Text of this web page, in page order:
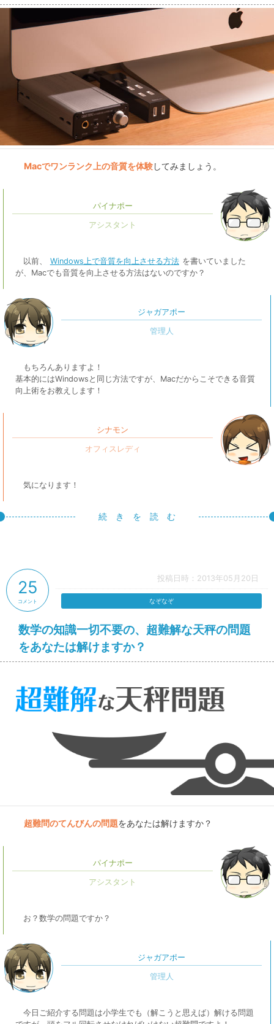
Macでワンランク上の音質を体験してみましょう。
パイナポー
以前、 Windows上で音質を向上させる方法 を書いていました
が、Macでも音質を向上させる方法はないのですか？
ジャガアポー
もちろんありますよ！
基本的にはWindowsと同じ方法ですが、Macだからこそできる音質
向上術をお教えします！
シナモン
気になります！
続 き を 読 む
投稿日時：2013年05月20日
数学の知識一切不要の、超難解な天秤の問題
をあなたは解けますか？
25
コメント なぞなぞ
超難問のてんびんの問題をあなたは解けますか？
パイナポー
お？数学の問題ですか？
ジャガアポー
今日ご紹介する問題は小学生でも（解こうと思えば）解ける問題